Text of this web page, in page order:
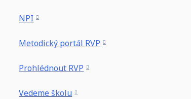
NPI
Metodický portál RVP
Prohlédnout RVP
Vedeme školu